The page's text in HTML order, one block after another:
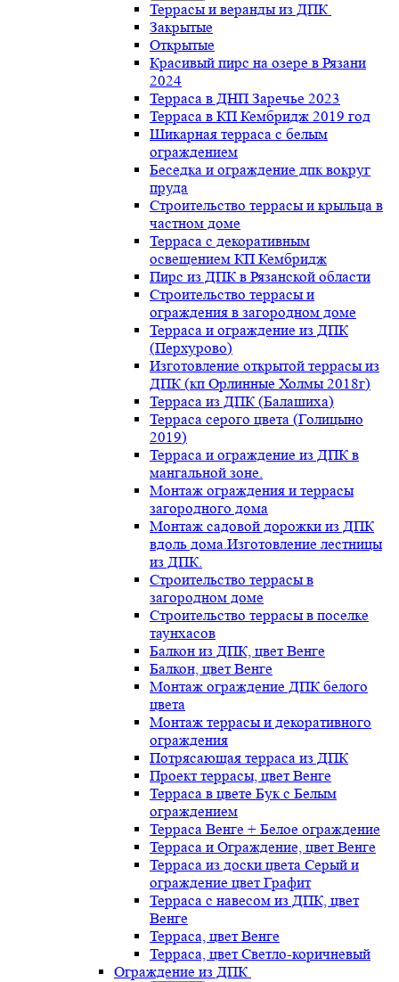
Террасы и веранды из ДПК
Закрытые
Открытые
Красивый пирс на озере в Рязани
2024
Терраса в ДНП Заречье 2023
Терраса в КП Кембридж 2019 год
Шикарная терраса с белым
ограждением
Беседка и ограждение дпк вокруг
пруда
Строительство террасы и крыльца в
частном доме
Терраса с декоративным
освещением КП Кембридж
Пирс из ДПК в Рязанской области
Строительство террасы и
ограждения в загородном доме
Терраса и ограждение из ДПК
(Перхурово)
Изготовление открытой террасы из
ДПК (кп Орлинные Холмы 2018г)
Терраса из ДПК (Балашиха)
Терраса серого цвета (Голицыно
2019)
Терраса и ограждение из ДПК в
мангальной зоне.
Монтаж ограждения и террасы
загородного дома
Монтаж садовой дорожки из ДПК
вдоль дома.Изготовление лестницы
из ДПК.
Строительство террасы в
загородном доме
Строительство террасы в поселке
таунхасов
Балкон из ДПК, цвет Венге
Балкон, цвет Венге
Монтаж ограждение ДПК белого
цвета
Монтаж террасы и декоративного
ограждения
Потрясающая терраса из ДПК
Проект террасы, цвет Венге
Терраса в цвете Бук с Белым
ограждением
Терраса Венге + Белое ограждение
Терраса и Ограждение, цвет Венге
Терраса из доски цвета Серый и
ограждение цвет Графит
Терраса с навесом из ДПК, цвет
Венге
Терраса, цвет Венге
Терраса, цвет Светло-коричневый
Ограждение из ДПК